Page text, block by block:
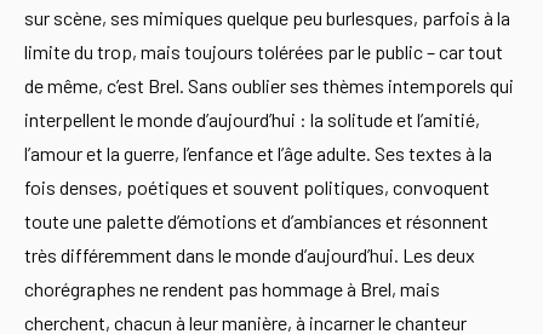
sur scène, ses mimiques quelque peu burlesques, parfois à la
limite du trop, mais toujours tolérées par le public – car tout
de même, c’est Brel. Sans oublier ses thèmes intemporels qui
interpellent le monde d’aujourd’hui : la solitude et l’amitié,
l’amour et la guerre, l’enfance et l’âge adulte. Ses textes à la
fois denses, poétiques et souvent politiques, convoquent
toute une palette d’émotions et d’ambiances et résonnent
très différemment dans le monde d’aujourd’hui. Les deux
chorégraphes ne rendent pas hommage à Brel, mais
cherchent, chacun à leur manière, à incarner le chanteur